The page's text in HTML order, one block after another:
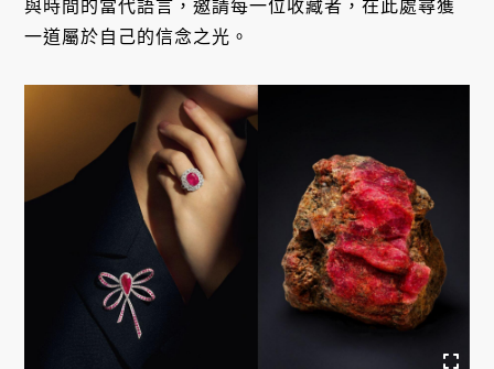
與時間的當代語言，邀請每一位收藏者，在此處尋獲
一道屬於自己的信念之光 。